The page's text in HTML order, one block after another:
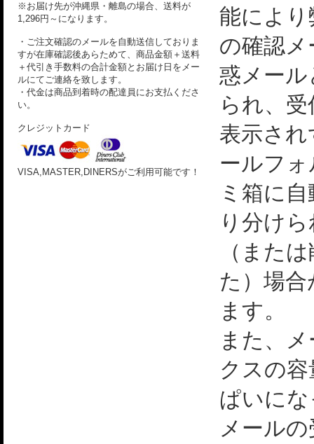
※お届け先が沖縄県・離島の場合、送料が
1,296円～になります。
・ご注文確認のメールを自動送信しておりま
すが在庫確認後あらためて、商品金額＋送料
＋代引き手数料の合計金額とお届け日をメー
ルにてご連絡を致します。
・代金は商品到着時の配達員にお支払くださ
い。
クレジットカード
VISA,MASTER,DINERSがご利用可能です！
能によ
の確認
惑メー
られ、
表示さ
ールフ
ミ箱に
り分け
（また
た）場
ます。
また、
クスの
ぱいに
メール